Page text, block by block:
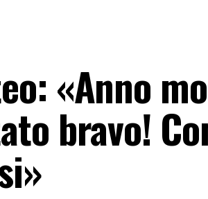
«Anno
bravo!